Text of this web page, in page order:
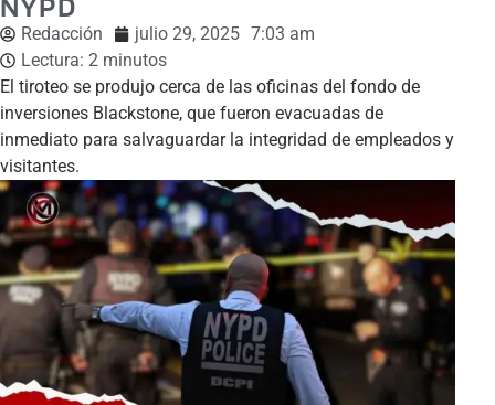
Redacción julio 29, 2025 7:03 am
Lectura: 2 minutos
El tiroteo se produjo cerca de las oficinas del fondo de
inversiones Blackstone, que fueron evacuadas de
inmediato para salvaguardar la integridad de empleados y
visitantes.